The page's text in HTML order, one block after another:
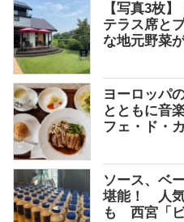
【写真3枚
テラス席と
な地元野菜
ヨーロッパ
とともに音
フェ・ド・
ソース、ベ
堪能！ 人気
も 西宮「ビ